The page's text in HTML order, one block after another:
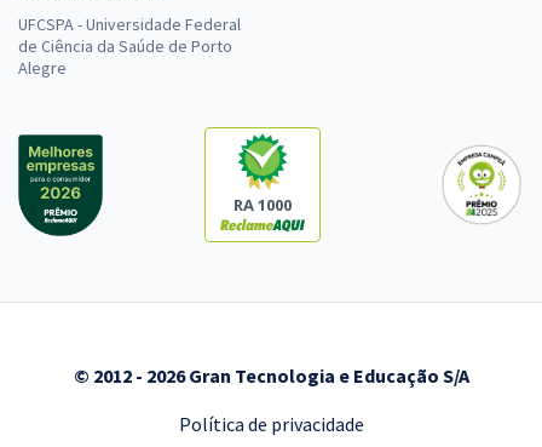
UFCSPA - Universidade Federal
de Ciência da Saúde de Porto
Alegre
RA 1000
© 2012 - 2026 Gran Tecnologia e Educação S/A
Política de privacidade